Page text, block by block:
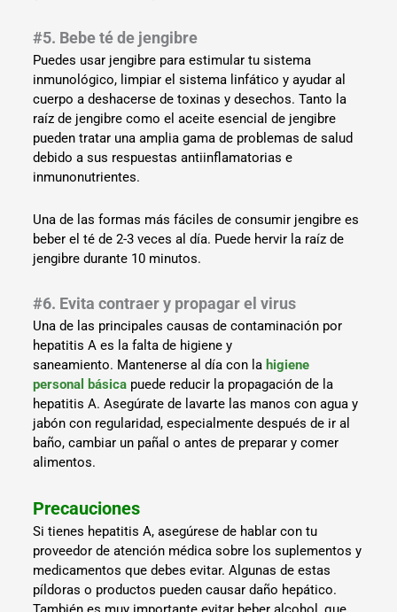
#5. Bebe té de jengibre
Puedes usar jengibre para estimular tu sistema
inmunológico, limpiar el sistema linfático y ayudar al
cuerpo a deshacerse de toxinas y desechos. Tanto la
raíz de jengibre como el aceite esencial de jengibre
pueden tratar una amplia gama de problemas de salud
debido a sus respuestas antiinflamatorias e
inmunonutrientes.
Una de las formas más fáciles de consumir jengibre es
beber el té de 2-3 veces al día. Puede hervir la raíz de
jengibre durante 10 minutos.
#6. Evita contraer y propagar el virus
Una de las principales causas de contaminación por
hepatitis A es la falta de higiene y
saneamiento. Mantenerse al día con la higiene
personal básica puede reducir la propagación de la
hepatitis A. Asegúrate de lavarte las manos con agua y
jabón con regularidad, especialmente después de ir al
baño, cambiar un pañal o antes de preparar y comer
alimentos.
Precauciones
Si tienes hepatitis A, asegúrese de hablar con tu
proveedor de atención médica sobre los suplementos y
medicamentos que debes evitar. Algunas de estas
píldoras o productos pueden causar daño hepático.